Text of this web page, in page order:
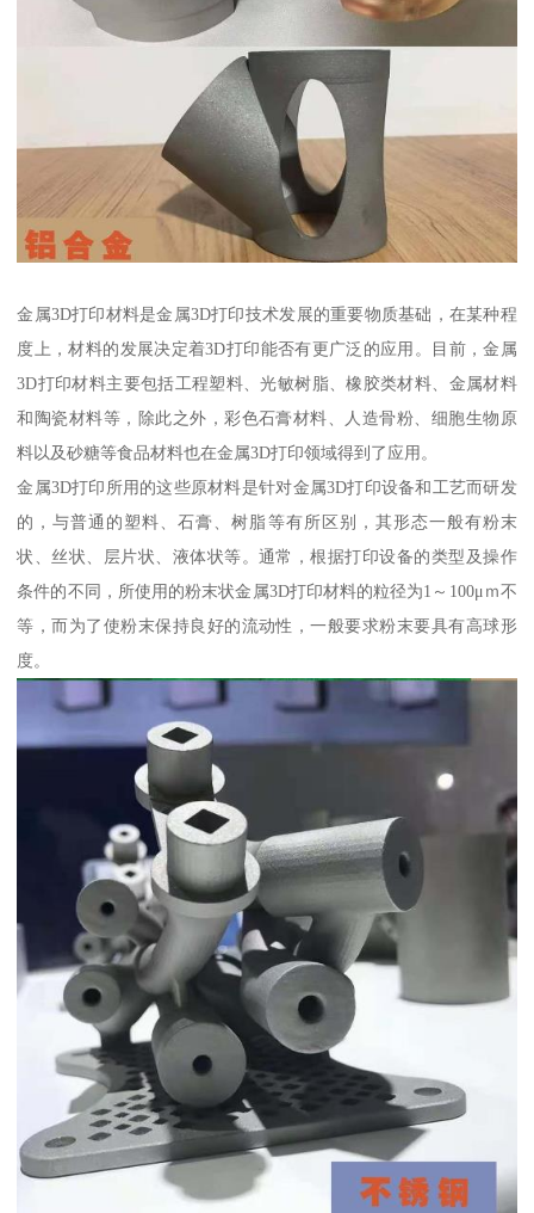
金属3D打印材料是金属3D打印技术发展的重要物质基础，在某种程
度上，材料的发展决定着3D打印能否有更广泛的应用。目前，金属
3D打印材料主要包括工程塑料、光敏树脂、橡胶类材料、金属材料
和陶瓷材料等，除此之外，彩色石膏材料、人造骨粉、细胞生物原
料以及砂糖等食品材料也在金属3D打印领域得到了应用。
金属3D打印所用的这些原材料是针对金属3D打印设备和工艺而研发
的，与普通的塑料、石膏、树脂等有所区别，其形态一般有粉末
状、丝状、层片状、液体状等。通常，根据打印设备的类型及操作
条件的不同，所使用的粉末状金属3D打印材料的粒径为1～100μｍ不
等，而为了使粉末保持良好的流动性，一般要求粉末要具有高球形
度。